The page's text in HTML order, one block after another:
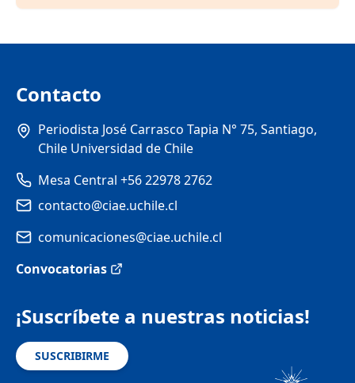
Contacto
Periodista José Carrasco Tapia N° 75, Santiago,
Chile Universidad de Chile
Mesa Central +56 22978 2762
contacto@ciae.uchile.cl
comunicaciones@ciae.uchile.cl
Convocatorias
¡Suscríbete a nuestras noticias!
SUSCRIBIRME